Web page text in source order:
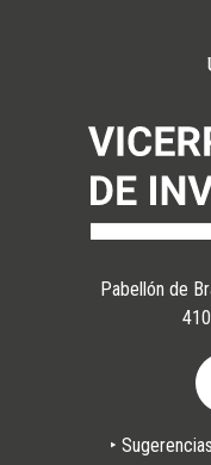
Pabellón de
‣